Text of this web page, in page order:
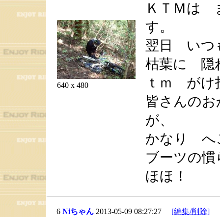
640 x 480
ＫＴＭは
す。
翌日 いつ
枯葉に 隠
ｔｍ がけ
皆さんの
が、
かなり へ
ブーツの
ほほ！
6 Niちゃん2013-05-09 08:27:27 [編集/削除]